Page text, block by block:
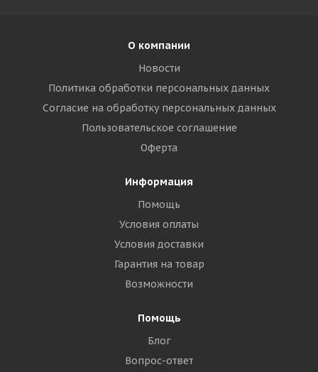
О компании
Новости
Политика обработки персональных данных
Согласие на обработку персональных данных
Пользовательское соглашение
Оферта
Информация
Помощь
Условия оплаты
Условия доставки
Гарантия на товар
Возможности
Помощь
Блог
Вопрос-ответ